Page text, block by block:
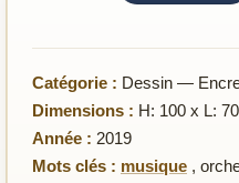
Catégorie : Dessin —
Dimensions : H: 100 x L: 70
Année : 2019
Mots clés : musique ,